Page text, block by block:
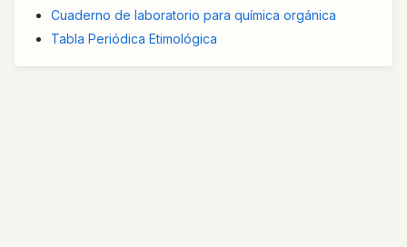
Cuaderno de laboratorio para química orgánica
Tabla Periódica Etimológica